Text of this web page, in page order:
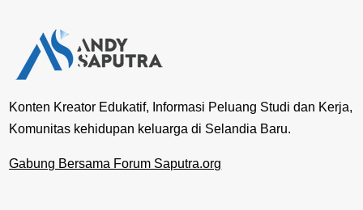
Konten Kreator Edukatif, Informasi Peluang Studi dan Kerja,
Komunitas kehidupan keluarga di Selandia Baru.
Gabung Bersama Forum Saputra.org